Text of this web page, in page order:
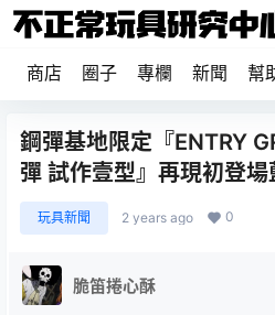
商店 圈子 專欄 新聞 幫
鋼彈基地限定『ENTRY
彈 試作壹型』再現初登場
玩具新聞 2 years ago 0
脆笛捲心酥